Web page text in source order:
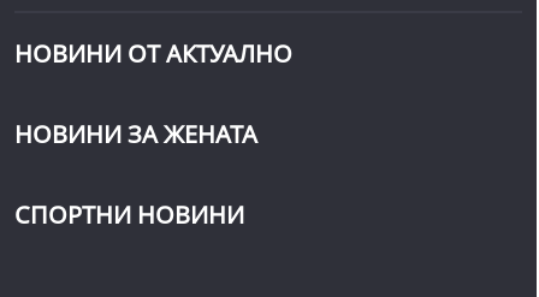
НОВИНИ ОТ АКТУАЛНО
НОВИНИ ЗА ЖЕНАТА
СПОРТНИ НОВИНИ